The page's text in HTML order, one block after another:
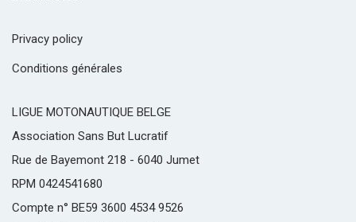
Privacy policy
Conditions générales
LIGUE MOTONAUTIQUE BELGE
Association Sans But Lucratif
Rue de Bayemont 218 - 6040 Jumet
RPM 0424541680
Compte n° BE59 3600 4534 9526